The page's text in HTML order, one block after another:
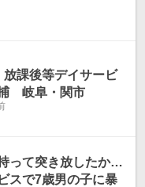
課後等デイサービ
岐阜・関市
って突き放したか…
スで7歳男の子に暴